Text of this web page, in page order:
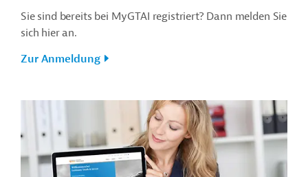
Sie sind bereits bei MyGTAI registriert? Dann melden Sie
sich hier an.
Zur Anmeldung